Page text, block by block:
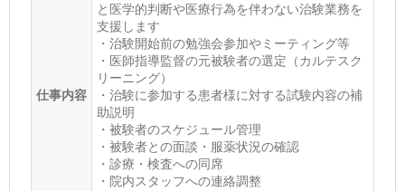
仕事内容
と医学的判断や医療行為を伴わない治験業務を
支援します
・治験開始前の勉強会参加やミーティング等
・医師指導監督の元被験者の選定（カルテスク
リーニング）
・治験に参加する患者様に対する試験内容の補
助説明
・被験者のスケジュール管理
・被験者との面談・服薬状況の確認
・診療・検査への同席
・院内スタッフへの連絡調整